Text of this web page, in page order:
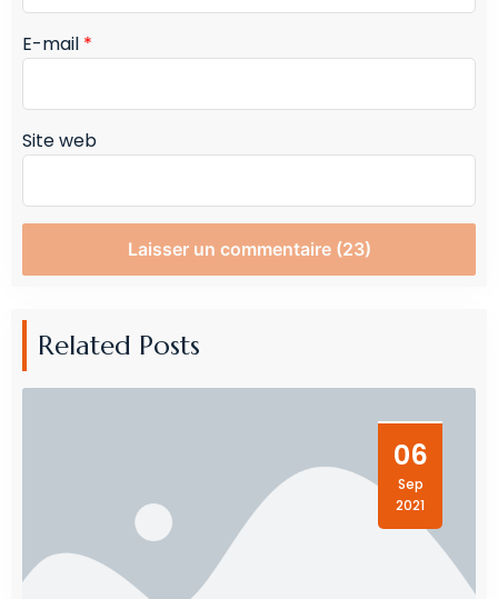
E-mail *
Site web
Related Posts
06
Sep
2021